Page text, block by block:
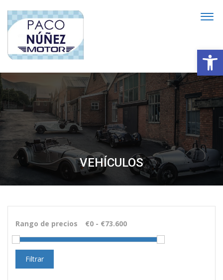
VEHÍCULOS
Rango de precios
Filtrar